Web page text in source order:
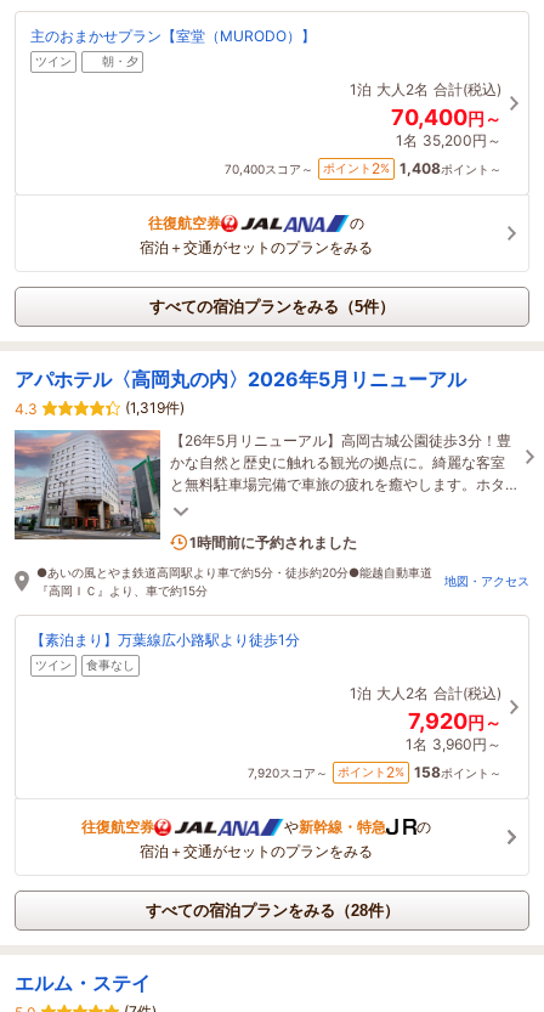
主のおまかせプラン【室堂（MURODO）】
ツイン 朝・夕
1泊 大人2名 合計(税込)
70,400円～
1名 35,200円～
70,400スコア～ ポイント 2% 1,408ポイント～
往復航空券
の
宿泊＋交通がセットのプランをみる
すべての宿泊プランをみる（5件）
アパホテル〈高岡丸の内〉2026年5月リニューアル
4.3
(1,319件)
【26年5月リニューアル】高岡古城公園徒歩3分！豊
かな自然と歴史に触れる観光の拠点に。綺麗な客室
と無料駐車場完備で車旅の疲れを癒やします。ホタ
ルイカ等ご当地グルメ満載の朝食で活力をチャー
1時間前に予約されました
●あいの風とやま鉄道高岡駅より車で約5分・徒歩約20分●能越自動車道
『高岡ＩＣ』より、車で約15分
地図・アクセス
【素泊まり】万葉線広小路駅より徒歩1分
ツイン 食事なし
1泊 大人2名 合計(税込)
7,920円～
1名 3,960円～
7,920スコア～ ポイント 2% 158ポイント～
往復航空券 や新幹線・特急
の
宿泊＋交通がセットのプランをみる
すべての宿泊プランをみる（28件）
エルム・ステイ